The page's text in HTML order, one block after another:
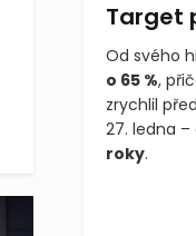
Target
Od svého
o 65 %,
zrychlil
27. ledna
roky.